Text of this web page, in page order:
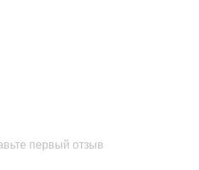
первый отзыв